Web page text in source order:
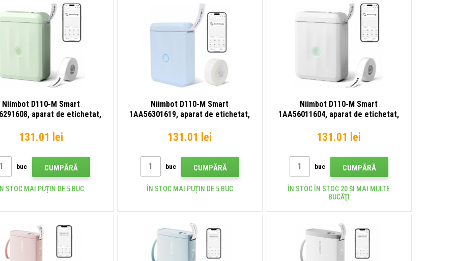
Niimbot D110-M Smart
aparat de etichetat,
131.01 lei
buc CUMPĂRĂ
ÎN STOC MAI PUȚIN DE 5 BUC
Niimbot D110-M Smart
1AA56301619, aparat de etichetat,
131.01 lei
buc CUMPĂRĂ
ÎN STOC MAI PUȚIN DE 5 BUC
Niimbot D110-M Smart
1AA56011604, aparat de etichetat,
131.01 lei
buc CUMPĂRĂ
ÎN STOC ÎN STOC 20 ȘI MAI MULTE
BUCĂŢI